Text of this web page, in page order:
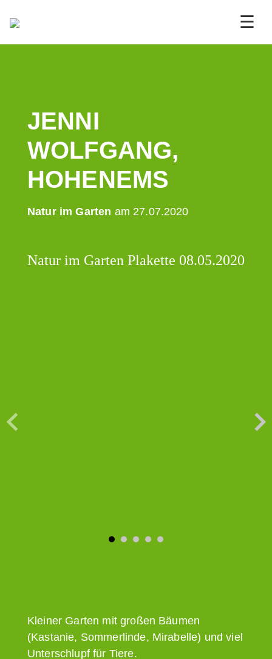
☰
JENNI
WOLFGANG,
HOHENEMS
Natur im Garten am 27.07.2020
Natur im Garten Plakette 08.05.2020
Kleiner Garten mit großen Bäumen
(Kastanie, Sommerlinde, Mirabelle) und viel
Unterschlupf für Tiere.